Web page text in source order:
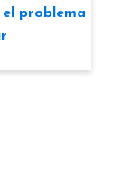
problema